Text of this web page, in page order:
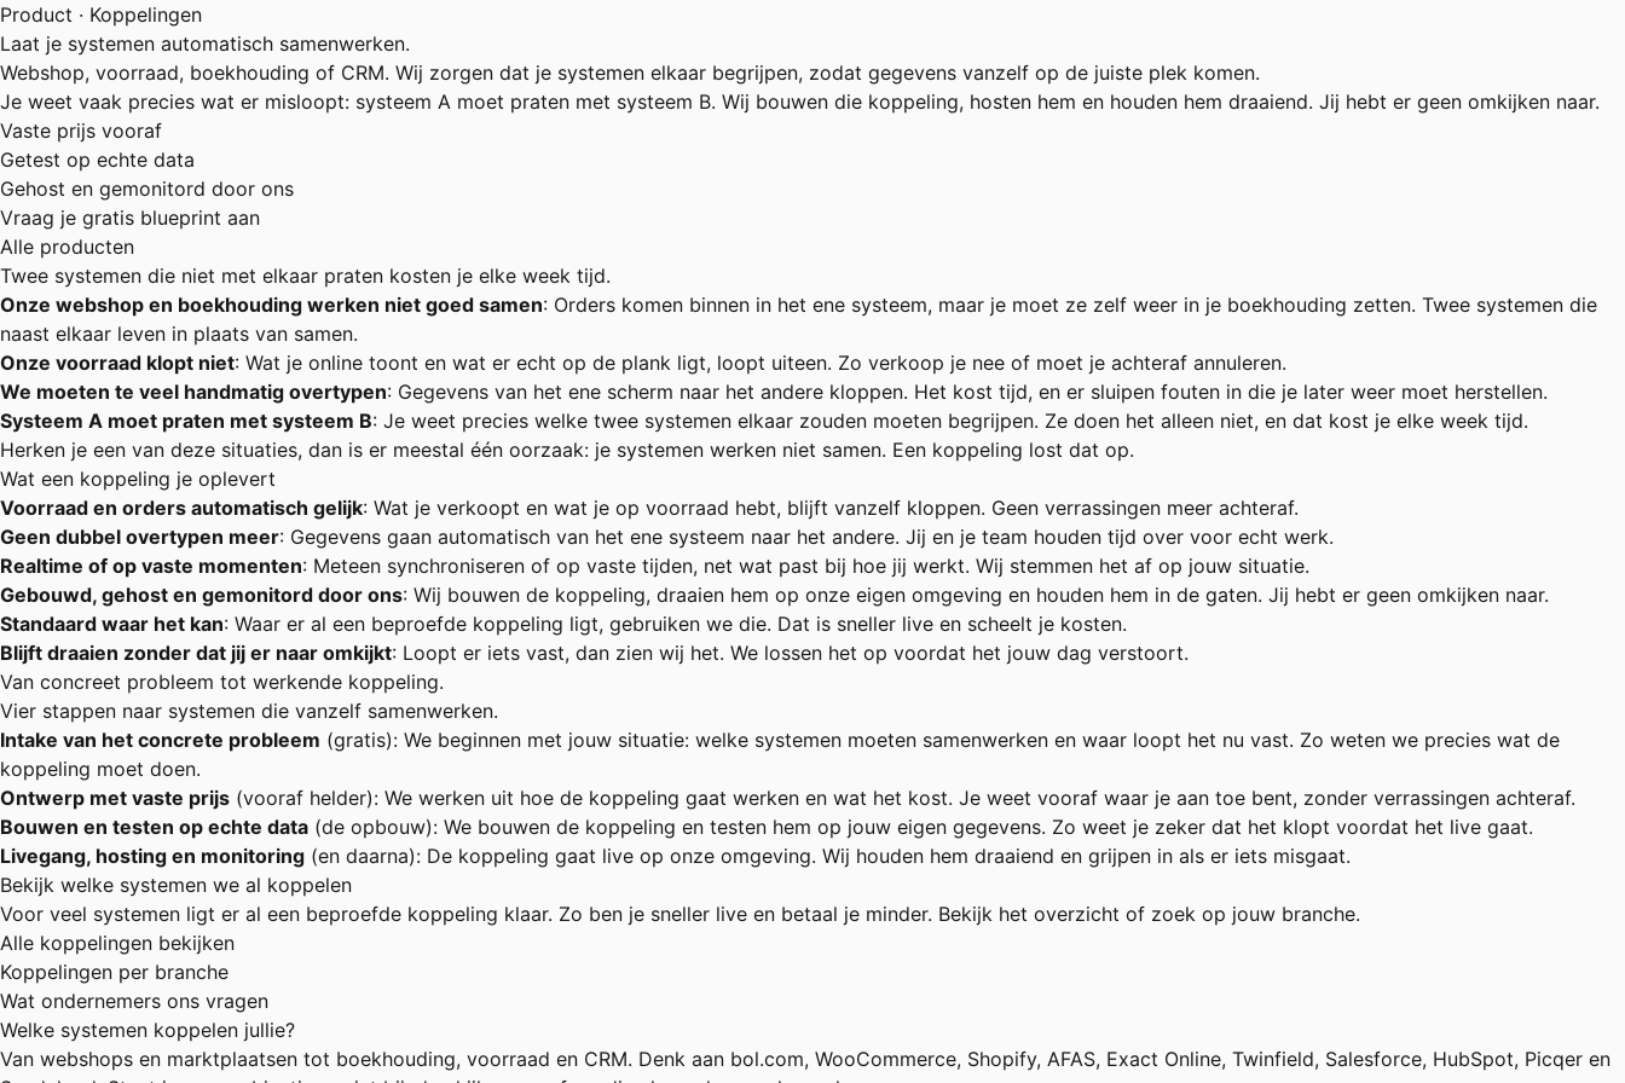
Product · Koppelingen
Laat je systemen automatisch samenwerken.
Webshop, voorraad, boekhouding of CRM. Wij zorgen dat je systemen elkaar begrijpen, zodat gegevens vanzelf op de juiste plek komen.
Je weet vaak precies wat er misloopt: systeem A moet praten met systeem B. Wij bouwen die koppeling, hosten hem en houden hem draaiend. Jij hebt er geen omkijken naar.
Vaste prijs vooraf
Getest op echte data
Gehost en gemonitord door ons
Vraag je gratis blueprint aan
Alle producten
Twee systemen die niet met elkaar praten kosten je elke week tijd.
Onze webshop en boekhouding werken niet goed samen: Orders komen binnen in het ene systeem, maar je moet ze zelf weer in je boekhouding zetten. Twee systemen die
naast elkaar leven in plaats van samen.
Onze voorraad klopt niet: Wat je online toont en wat er echt op de plank ligt, loopt uiteen. Zo verkoop je nee of moet je achteraf annuleren.
We moeten te veel handmatig overtypen: Gegevens van het ene scherm naar het andere kloppen. Het kost tijd, en er sluipen fouten in die je later weer moet herstellen.
Systeem A moet praten met systeem B: Je weet precies welke twee systemen elkaar zouden moeten begrijpen. Ze doen het alleen niet, en dat kost je elke week tijd.
Herken je een van deze situaties, dan is er meestal één oorzaak: je systemen werken niet samen. Een koppeling lost dat op.
Wat een koppeling je oplevert
Voorraad en orders automatisch gelijk: Wat je verkoopt en wat je op voorraad hebt, blijft vanzelf kloppen. Geen verrassingen meer achteraf.
Geen dubbel overtypen meer: Gegevens gaan automatisch van het ene systeem naar het andere. Jij en je team houden tijd over voor echt werk.
Realtime of op vaste momenten: Meteen synchroniseren of op vaste tijden, net wat past bij hoe jij werkt. Wij stemmen het af op jouw situatie.
Gebouwd, gehost en gemonitord door ons: Wij bouwen de koppeling, draaien hem op onze eigen omgeving en houden hem in de gaten. Jij hebt er geen omkijken naar.
Standaard waar het kan: Waar er al een beproefde koppeling ligt, gebruiken we die. Dat is sneller live en scheelt je kosten.
Blijft draaien zonder dat jij er naar omkijkt: Loopt er iets vast, dan zien wij het. We lossen het op voordat het jouw dag verstoort.
Van concreet probleem tot werkende koppeling.
Vier stappen naar systemen die vanzelf samenwerken.
Intake van het concrete probleem (gratis): We beginnen met jouw situatie: welke systemen moeten samenwerken en waar loopt het nu vast. Zo weten we precies wat de
koppeling moet doen.
Ontwerp met vaste prijs (vooraf helder): We werken uit hoe de koppeling gaat werken en wat het kost. Je weet vooraf waar je aan toe bent, zonder verrassingen achteraf.
Bouwen en testen op echte data (de opbouw): We bouwen de koppeling en testen hem op jouw eigen gegevens. Zo weet je zeker dat het klopt voordat het live gaat.
Livegang, hosting en monitoring (en daarna): De koppeling gaat live op onze omgeving. Wij houden hem draaiend en grijpen in als er iets misgaat.
Bekijk welke systemen we al koppelen
Voor veel systemen ligt er al een beproefde koppeling klaar. Zo ben je sneller live en betaal je minder. Bekijk het overzicht of zoek op jouw branche.
Alle koppelingen bekijken
Koppelingen per branche
Wat ondernemers ons vragen
Welke systemen koppelen jullie?
Van webshops en marktplaatsen tot boekhouding, voorraad en CRM. Denk aan bol.com, WooCommerce, Shopify, AFAS, Exact Online, Twinfield, Salesforce, HubSpot, Picqer en